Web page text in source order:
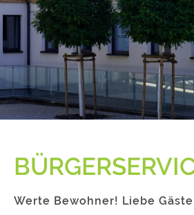
Werte Bewohner! Liebe